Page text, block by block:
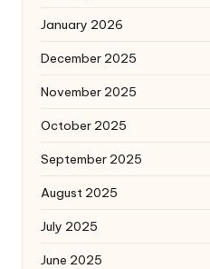
January 2026
December 2025
November 2025
October 2025
September 2025
August 2025
July 2025
June 2025